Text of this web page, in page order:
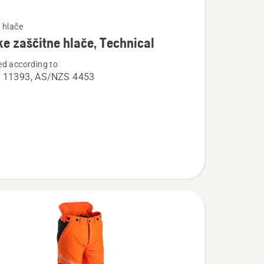
hlače
zaščitne hlače, Technical
according to
11393, AS/NZS 4453